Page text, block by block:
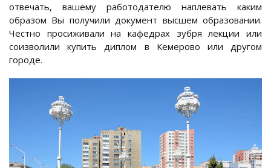
отвечать, вашему работодателю наплевать каким
образом Вы получили документ высшем образовании.
Честно просиживали на кафедрах зубря лекции или
соизволили купить диплом в Кемерово или другом
городе.